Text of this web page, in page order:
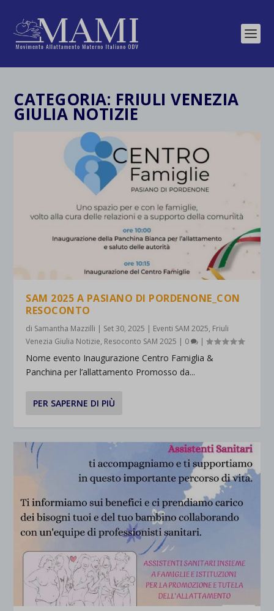
CATEGORIA: FRIULI VENEZIA
GIULIA NOTIZIE
SAM 2025 A PASIANO DI PORDENONE_CON
RESOCONTO
di Samantha Mazzilli | Set 30, 2025 | Eventi SAM 2025, Friuli
Venezia Giulia Notizie, Resoconto SAM 2025 | 0 |
Nome evento Inaugurazione Centro Famiglia &
Panchina per l’allattamento Promosso da...
PER SAPERNE DI PIÙ